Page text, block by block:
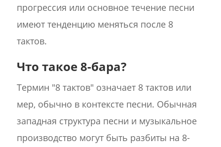
прогрессия или основное течение песни
имеют тенденцию меняться после 8
тактов.
Что такое 8-бара?
Термин "8 тактов" означает 8 тактов или
мер, обычно в контексте песни. Обычная
западная структура песни и музыкальное
производство могут быть разбиты на 8-